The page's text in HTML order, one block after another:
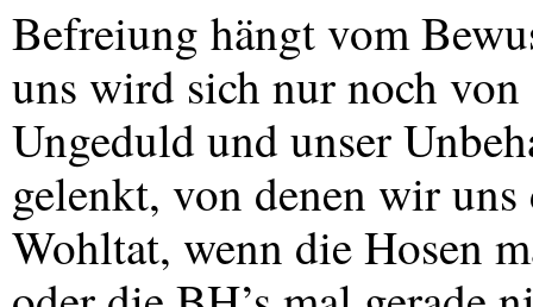
Befreiung hängt vom
uns wird sich nur noch
Ungeduld und unser
gelenkt, von denen wir
Wohltat, wenn die Hosen